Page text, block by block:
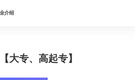
介绍
大专、高起专】